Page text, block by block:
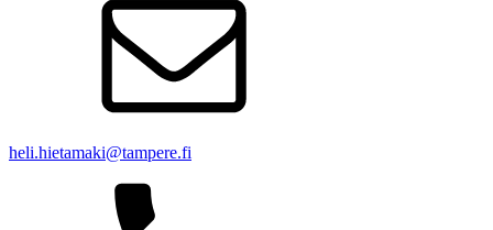
heli.hietamaki@tampere.fi